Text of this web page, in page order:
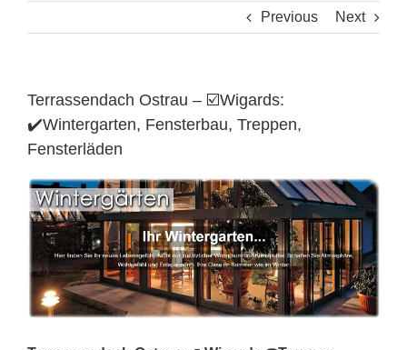
Previous Next
Terrassendach Ostrau – ☑️Wigards:
✔️Wintergarten, Fensterbau, Treppen,
Fensterläden